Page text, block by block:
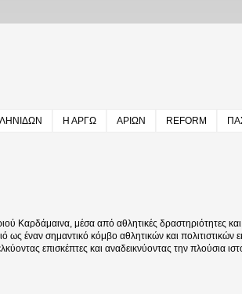
Η ΑΡΓΩ ΑΡΙΩΝ REFORM
μέσα από αθλητικές δραστηριότητες
ως έναν σημαντικό κόμβο αθλητικών και
επισκέπτες και αναδεικνύοντας την πλούσια